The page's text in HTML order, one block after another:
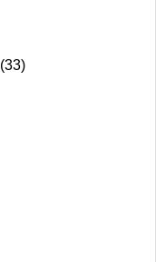
(33)